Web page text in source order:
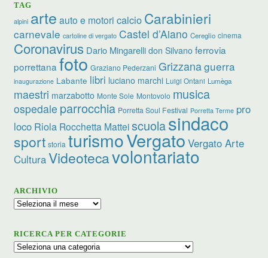
TAG
alpini arte auto e motori calcio Carabinieri
carnevale cartoline di vergato Castel d’Aiano Cereglio cinema
Coronavirus Dario Mingarelli don Silvano ferrovia
porrettanafoto Graziano Pederzani Grizzanaguerra
inaugurazione Labante libri luciano marchi Luigi Ontani Lumèga
maestri marzabotto Monte Sole Montovolo musica
ospedale parrocchia Porretta Soul Festival Porretta Terme pro
loco Riola Rocchetta Matteiscuolasindaco
sport storia turismoVergato Vergato Arte
CulturaVideotecavolontariato
ARCHIVIO
Archivio
RICERCA PER CATEGORIE
Ricerca